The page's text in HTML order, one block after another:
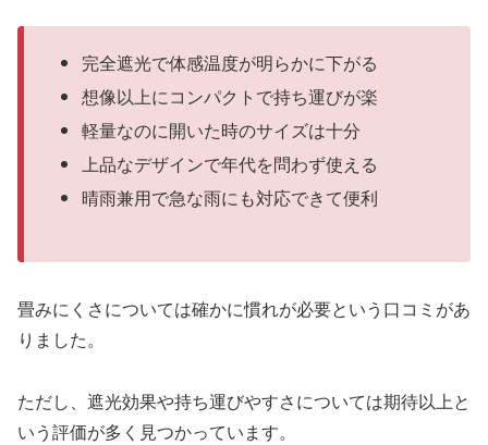
完全遮光で体感温度が明らかに下がる
想像以上にコンパクトで持ち運びが楽
軽量なのに開いた時のサイズは十分
上品なデザインで年代を問わず使える
晴雨兼用で急な雨にも対応できて便利
畳みにくさについては確かに慣れが必要という口コミがあ
りました。
ただし、遮光効果や持ち運びやすさについては期待以上と
いう評価が多く見つかっています。